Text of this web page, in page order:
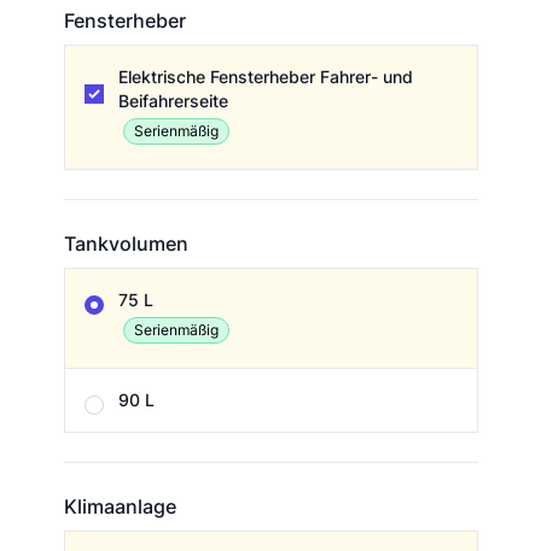
Fensterheber
Elektrische Fensterheber Fahrer- und
Beifahrerseite
Serienmäßig
Tankvolumen
75 L
Serienmäßig
90 L
Klimaanlage